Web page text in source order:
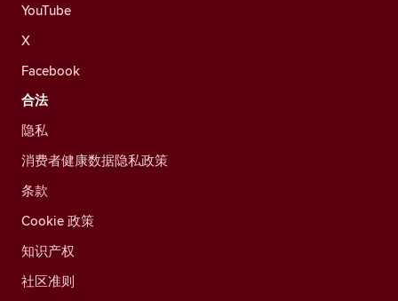
YouTube
X
Facebook
合法
隐私
消费者健康数据隐私政策
条款
Cookie 政策
知识产权
社区准则